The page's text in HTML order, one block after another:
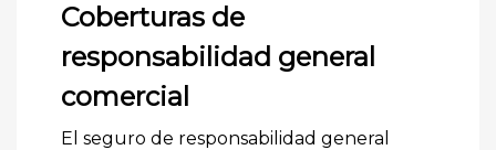
Coberturas de
responsabilidad general
comercial
El seguro de responsabilidad general